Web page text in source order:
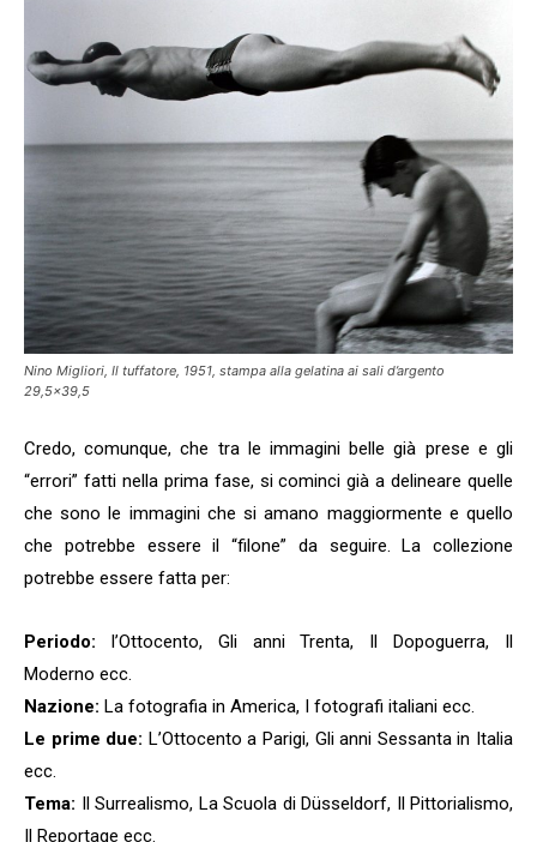
Nino Migliori, Il tuffatore, 1951, stampa alla gelatina ai sali d’argento
29,5×39,5
Credo, comunque, che tra le immagini belle già prese e gli
“errori” fatti nella prima fase, si cominci già a delineare quelle
che sono le immagini che si amano maggiormente e quello
che potrebbe essere il “filone” da seguire. La collezione
potrebbe essere fatta per:
Periodo: l’Ottocento, Gli anni Trenta, Il Dopoguerra, Il
Moderno ecc.
Nazione: La fotografia in America, I fotografi italiani ecc.
Le prime due: L’Ottocento a Parigi, Gli anni Sessanta in Italia
ecc.
Tema: Il Surrealismo, La Scuola di Düsseldorf, Il Pittorialismo,
Il Reportage ecc.